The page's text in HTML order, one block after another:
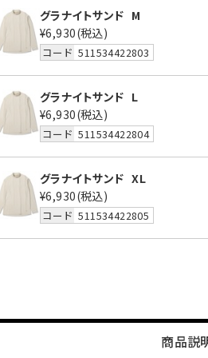
グラナイトサンド M
¥6,930(税込)
コード 511534422803
グラナイトサンド L
¥6,930(税込)
コード 511534422804
グラナイトサンド XL
¥6,930(税込)
コード 511534422805
商品説